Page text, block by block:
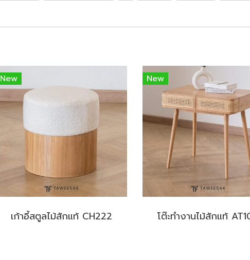
New
เก้าอี้สตูลไม้สักแท้ CH222
New
โต๊ะทำงานไม้สักแท้